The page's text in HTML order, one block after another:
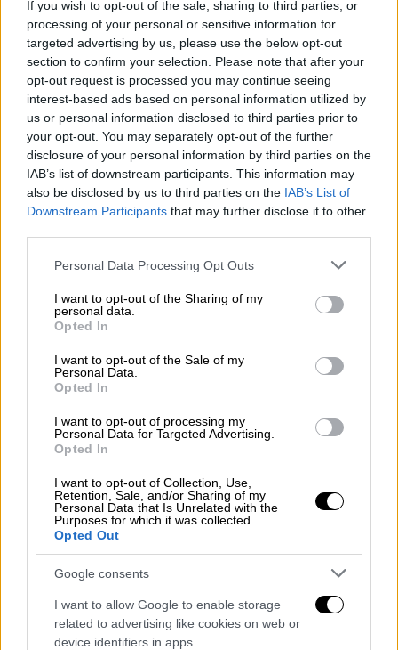
If you wish to opt-out of the sale, sharing to third parties, or
processing of your personal or sensitive information for
targeted advertising by us, please use the below opt-out
section to confirm your selection. Please note that after your
opt-out request is processed you may continue seeing
interest-based ads based on personal information utilized by
us or personal information disclosed to third parties prior to
your opt-out. You may separately opt-out of the further
disclosure of your personal information by third parties on the
IAB’s list of downstream participants. This information may
also be disclosed by us to third parties on the IAB’s List of
Downstream Participants that may further disclose it to other
Please note that this website/app uses one or more Google
not limited to your visit or usage behaviour. You may click to
grant or deny consent to Google and its third-party tags to
use your data for below specified purposes in below Google
consent section.
Personal Data Processing Opt Outs
I want to opt-out of the Sharing of my
personal data.
Opted In
I want to opt-out of the Sale of my
Personal Data.
Opted In
I want to opt-out of processing my
Personal Data for Targeted Advertising.
Opted In
I want to opt-out of Collection, Use,
Retention, Sale, and/or Sharing of my
Personal Data that Is Unrelated with the
Purposes for which it was collected.
Opted Out
Google consents
I want to allow Google to enable storage
related to advertising like cookies on web or
device identifiers in apps.
απομακρυσμένα σημεία του πλανήτη.
Την ίδια περίοδο, ολοκληρώθηκε και το
μεγαλύτερο υποθαλάσσιο καλώδιο οπτικών
ινών στον κόσμο, το 2Africa. Το καλώδιο
συνδέει 33 χώρες και περισσότερους από 3
δισεκατομμύρια ανθρώπους, ενισχύοντας
σημαντικά την παγκόσμια ψηφιακή
επικοινωνία. Τον Φεβρουάριο, το 2Africa
έφτασε στον υπερσύγχρονο καλωδιακό
τοποθετώντας την Ελλάδα στο επίκεντρο
των διεθνών ψηφιακών διαδρομών
δεδομένων.
Οι τεχνολογικές πρωτιές της Vodafone για το 2025
Παράλληλα, η Vodafone, σε συνεργασία με το
Εθνικό Αστεροσκοπείο Αθηνών, δημιούργησε
ένα καινοτόμο υποθαλάσσιο εικονικό